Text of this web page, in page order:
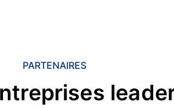
PARTENAIRES